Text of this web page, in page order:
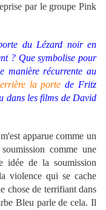
par le groupe Pink
du Lézard noir en
? Que symbolise pour
manière récurrente au
la porte de Fritz
dans les films de David
apparue comme un
comme une
idée de la soumission
violence qui se cache
chose de terrifiant dans
Bleu parle de cela. Il